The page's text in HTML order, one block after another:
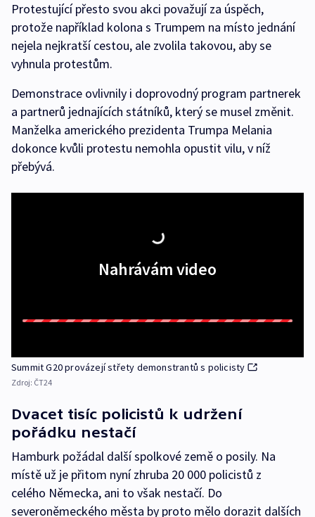
Protestující přesto svou akci považují za úspěch,
protože například kolona s Trumpem na místo jednání
nejela nejkratší cestou, ale zvolila takovou, aby se
vyhnula protestům.
Demonstrace ovlivnily i doprovodný program partnerek
a partnerů jednajících státníků, který se musel změnit.
Manželka amerického prezidenta Trumpa Melania
dokonce kvůli protestu nemohla opustit vilu, v níž
přebývá.
Nahrávám video
Summit G20 provázejí střety demonstrantů s policisty
Zdroj: ČT24
Dvacet tisíc policistů k udržení
pořádku nestačí
Hamburk požádal další spolkové země o posily. Na
místě už je přitom nyní zhruba 20 000 policistů z
celého Německa, ani to však nestačí. Do
severoněmeckého města by proto mělo dorazit dalších